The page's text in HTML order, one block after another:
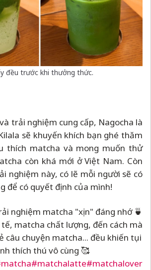
đều trước khi thưởng thức.
trải nghiệm cung cấp, Nagocha là
sẽ khuyến khích bạn ghé thăm
thích matcha và mong muốn thử
còn khá mới ở Việt Nam. Còn
nghiệm này, có lẽ mỗi người sẽ có
để có quyết định của mình!
nghiệm matcha "xịn" đáng nhớ 🍵
matcha chất lượng, đến cách mà
câu chuyện matcha... đều khiến tụi
thích thú vô cùng 🥰
#matchalatte#matchalover